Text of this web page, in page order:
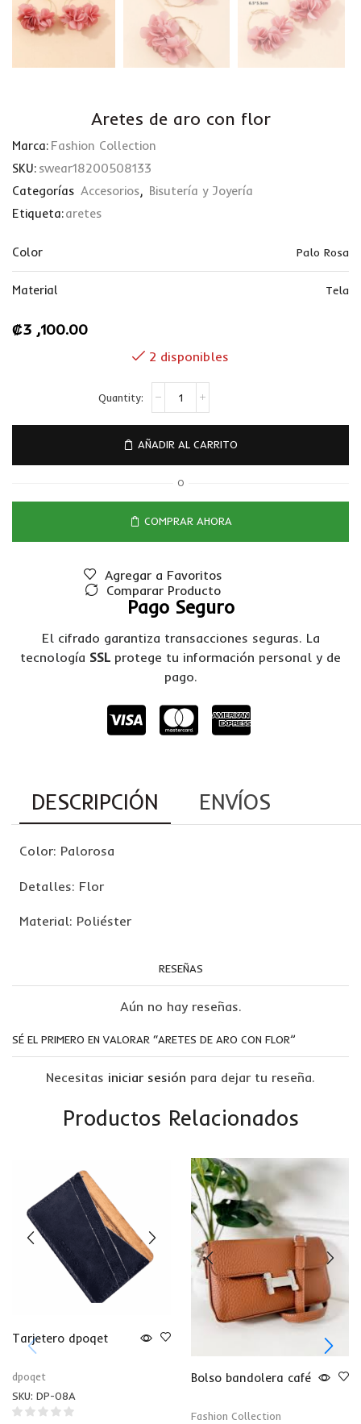
Aretes de aro con flor
Marca: Fashion Collection
SKU: swear18200508133
Categorías Accesorios, Bisutería y Joyería
Etiqueta:aretes
Color Palo Rosa
Material Tela
₡3 ,100.00
2 disponibles
AÑADIR AL CARRITO
O
COMPRAR AHORA
Agregar a Favoritos
Comparar Producto
Pago Seguro
El cifrado garantiza transacciones seguras. La
tecnología SSL protege tu información personal y de
pago.
DESCRIPCIÓN ENVÍOS
Color: Palorosa
Detalles: Flor
Material: Poliéster
RESEÑAS
Aún no hay reseñas.
SÉ EL PRIMERO EN VALORAR “ARETES DE ARO CON FLOR”
Necesitas iniciar sesión para dejar tu reseña.
Productos Relacionados
Tarjetero dpoqet
dpoqet
SKU: DP-08A
Bolso bandolera café
Fashion Collection